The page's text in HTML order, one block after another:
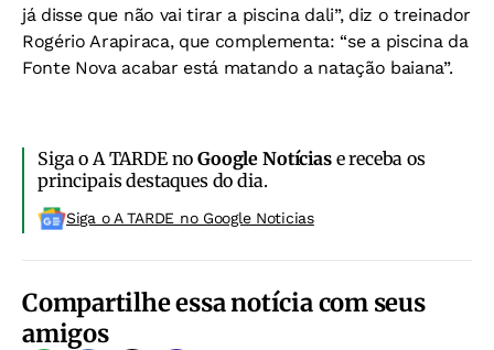
já disse que não vai tirar a piscina dali”, diz o treinador
Rogério Arapiraca, que complementa: “se a piscina da
Fonte Nova acabar está matando a natação baiana”.
Siga o A TARDE noGoogle Notíciase receba os
principais destaques do dia.
Siga o A TARDE no Google Noticias
Compartilhe essa notícia com seus
amigos